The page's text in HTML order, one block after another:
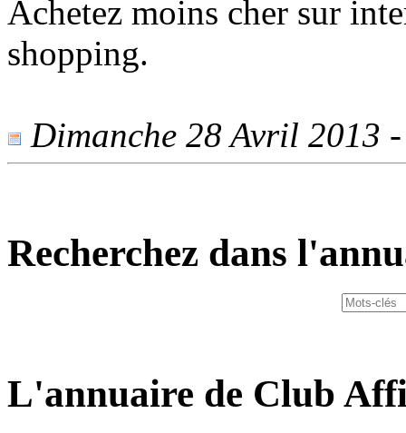
Achetez moins cher sur
shopping.
Dimanche 28 Avril 2013
Recherchez dans
L'annuaire de Club